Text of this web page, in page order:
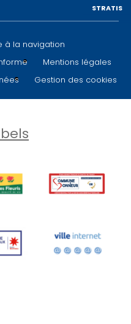
à la navigation
Mentions légales
Gestion des cookies
STRATIS